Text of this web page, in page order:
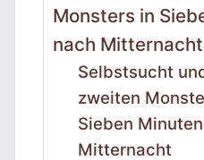
Monsters in
nach Mitternacht
Selbstsucht
zweiten
Sieben
Mitternacht